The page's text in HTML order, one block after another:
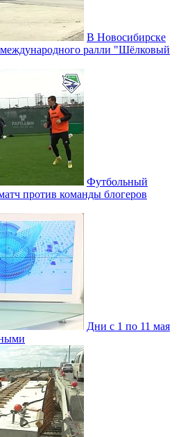
В Новосибирске
международного ралли "Шёлковый
Футбольный
против команды блогеров
Дни с 1 по 11 мая